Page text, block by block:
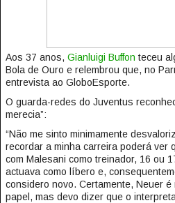
Aos 37 anos, Gianluigi Buffon teceu
Bola de Ouro e relembrou que, no
entrevista ao GloboEsporte.
O guarda-redes do Juventus
merecia”:
“Não me sinto minimamente
recordar a minha carreira poderá ver
com Malesani como treinador, 16 ou
actuava como líbero e,
considero novo. Certamente, Neuer
papel, mas devo dizer que o